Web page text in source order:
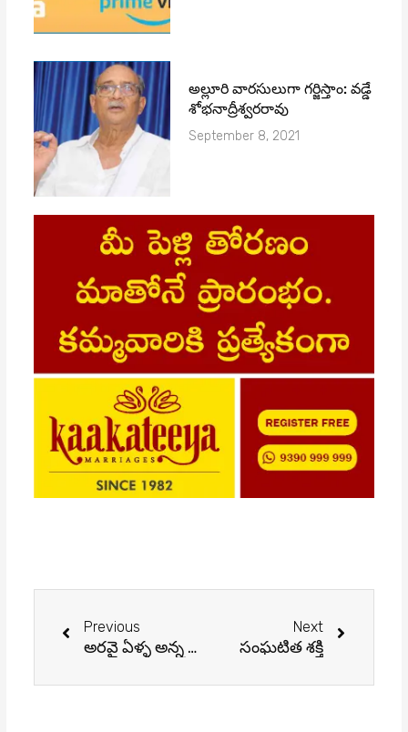
అల్లూరి వారసులుగా గర్జిస్తాం: వడ్డే
శోభనాద్రీశ్వరరావు
September 8, 2021
Prev
Previous
అరవై ఏళ్ళ అన్న దర్శకత్వ వైభవం
Next
సంఘటిత శక్తి
Next